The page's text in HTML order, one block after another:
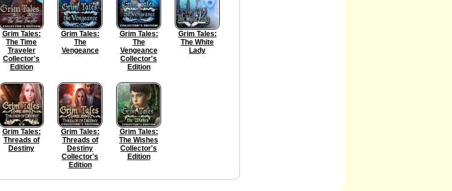
Grim Tales:
The Time
Traveler
Collector's
Edition
Grim Tales:
The
Vengeance
Grim Tales:
The
Vengeance
Collector's
Edition
Grim Tales:
The White
Lady
Grim Tales:
Threads of
Destiny
Grim Tales:
Threads of
Destiny
Collector's
Edition
Grim Tales:
The Wishes
Collector's
Edition